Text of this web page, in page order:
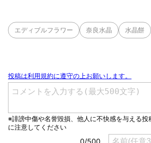
エディブルフラワー 奈良水晶 水晶餅